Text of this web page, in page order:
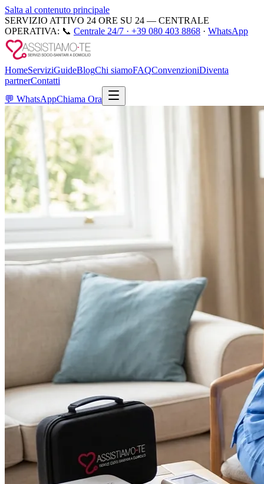
Salta al contenuto principale
SERVIZIO ATTIVO 24 ORE SU 24 — CENTRALE
OPERATIVA: 📞 Centrale 24/7 · +39 080 403 8868 · WhatsApp
HomeServiziGuideBlogChi siamoFAQConvenzioniDiventa
partnerContatti
💬 WhatsAppChiama Ora